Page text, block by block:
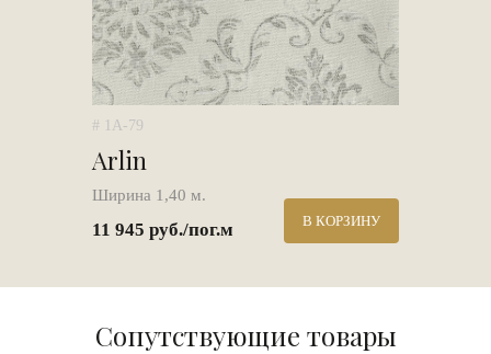
# 1A-79
Arlin
Ширина 1,40 м.
11 945 руб./пог.м В КОРЗИНУ
Сопутствующие товары